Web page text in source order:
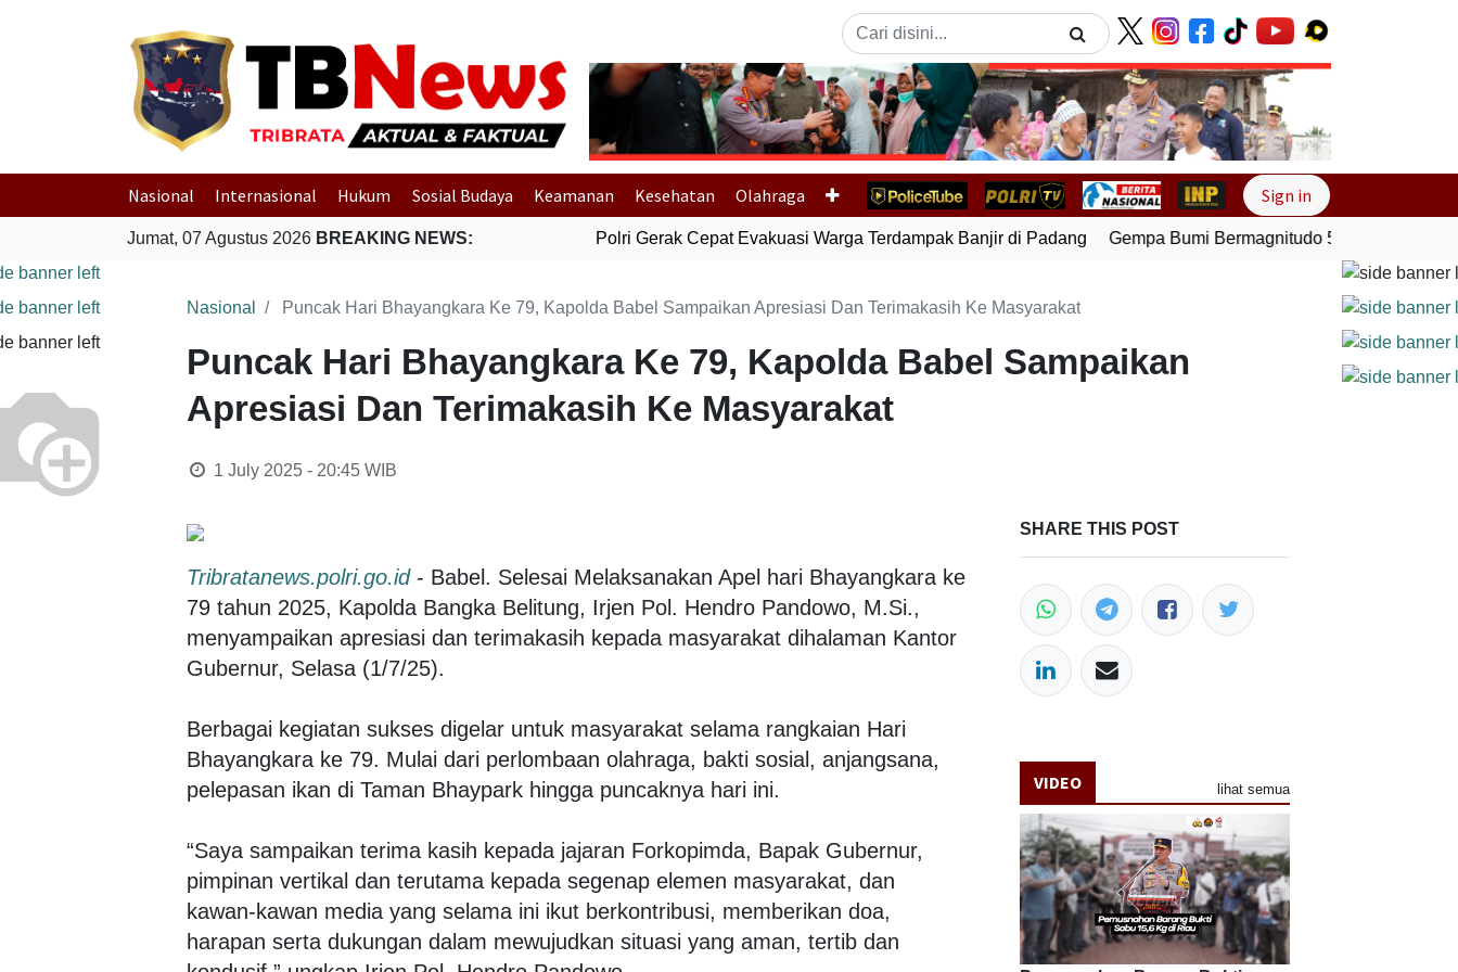
Previous Next
Nasional Internasional Hukum Sosial Budaya Keamanan Kesehatan Olahraga Sign in
Jumat, 07 Agustus 2026 BREAKING NEWS: Polri Gerak Cepat Evakuasi Warga Terdampak Banjir di Padang Gempa Bumi Bermagnitudo 5,1 Kembali
Nasional Puncak Hari Bhayangkara Ke 79, Kapolda Babel Sampaikan Apresiasi Dan Terimakasih Ke Masyarakat
Puncak Hari Bhayangkara Ke 79, Kapolda Babel Sampaikan
Apresiasi Dan Terimakasih Ke Masyarakat
1 July 2025 - 20:45WIB
Tribratanews.polri.go.id- Babel. Selesai Melaksanakan Apel hari Bhayangkara ke
79 tahun 2025, Kapolda Bangka Belitung, Irjen Pol. Hendro Pandowo, M.Si.,
menyampaikan apresiasi dan terimakasih kepada masyarakat dihalaman Kantor
Gubernur, Selasa (1/7/25).
Berbagai kegiatan sukses digelar untuk masyarakat selama rangkaian Hari
Bhayangkara ke 79. Mulai dari perlombaan olahraga, bakti sosial, anjangsana,
pelepasan ikan di Taman Bhaypark hingga puncaknya hari ini.
“Saya sampaikan terima kasih kepada jajaran Forkopimda, Bapak Gubernur,
pimpinan vertikal dan terutama kepada segenap elemen masyarakat, dan
kawan-kawan media yang selama ini ikut berkontribusi, memberikan doa,
harapan serta dukungan dalam mewujudkan situasi yang aman, tertib dan
SHARE THIS POST
VIDEO lihat semua